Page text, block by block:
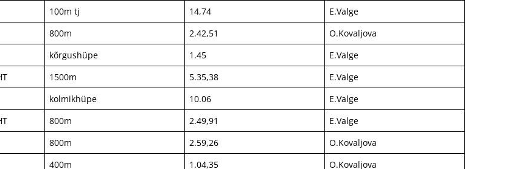
100m tj 14,74
E.Valge
800m 2.42,51
O.Kovaljova
kõrgushüpe 1.45
E.Valge
1500m 5.35,38
E.Valge
kolmikhüpe 10.06
E.Valge
800m 2.49,91
E.Valge
800m 2.59,26
O.Kovaljova
400m 1.04,35
O.Kovaljova